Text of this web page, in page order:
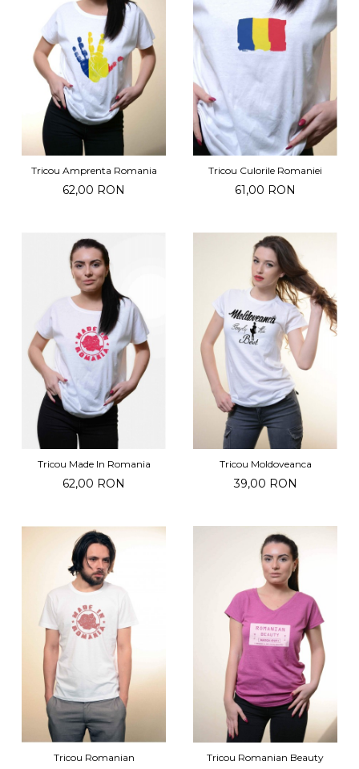
Tricou Amprenta Romania
62,00 RON
Tricou Culorile Romaniei
61,00 RON
Tricou Made In Romania
62,00 RON
Tricou Moldoveanca
39,00 RON
Tricou Romanian Tricou Romanian Beauty